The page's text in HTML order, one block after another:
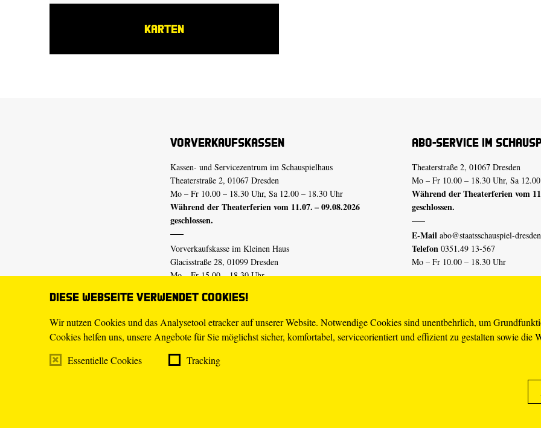
Diese Webseite verwendet Cookies!
Wir nutzen Cookies und das Analysetool etracker auf unserer Website. Notwendige Cookies sind unentbehrlich, um
Cookies helfen uns, unsere Angebote für Sie möglichst sicher, komfortabel, serviceorientiert und effizient zu gestalten sowie die
Essentielle Cookies
Tracking
KARTEN
Vorverkaufskassen
Kassen- und Servicezentrum im Schauspielhaus
Theaterstraße 2, 01067 Dresden
Mo – Fr 10.00 – 18.30 Uhr, Sa 12.00 – 18.30 Uhr
Während der Theaterferien vom 11.07. – 09.08.2026
geschlossen.
Vorverkaufskasse im Kleinen Haus
Glacisstraße 28, 01099 Dresden
Mo – Fr 15.00 – 18.30 Uhr
geschlossen.
E-Mail tickets@staatsschauspiel-dresden.de
Telefon 0351.49 13-555
Mo – Fr 10.00 – 18.30 Uhr
Abo-Service im
Theaterstraße 2, 01067 Dresden
Mo – Fr 10.00 – 18.30 Uhr, Sa
Während der Theaterferien vom
geschlossen.
E-Mail abo@staatsschauspiel-
Telefon 0351.49 13-567
Mo – Fr 10.00 – 18.30 Uhr
Erklärung Barrierefreiheit